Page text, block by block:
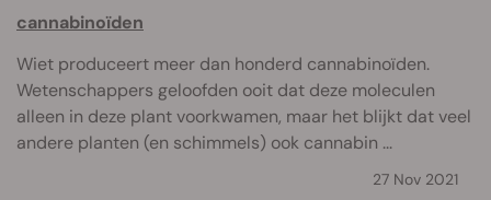
cannabinoïden
Wiet produceert meer dan honderd cannabinoïden.
Wetenschappers geloofden ooit dat deze moleculen
alleen in deze plant voorkwamen, maar het blijkt dat veel
andere planten (en schimmels) ook cannabin ...
27 Nov 2021